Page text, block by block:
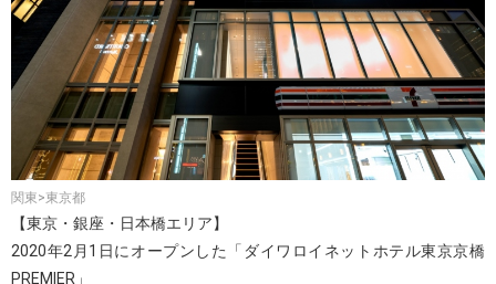
関東>東京都
【東京・銀座・日本橋エリア】
2020年2月1日にオープンした「ダイワロイネットホテル東京京橋
PREMIER」